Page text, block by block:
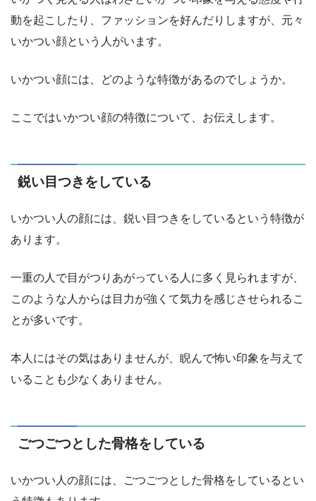
動を起こしたり、ファッションを好んだりしますが、元々
いかつい顔という人がいます。
いかつい顔には、どのような特徴があるのでしょうか。
ここではいかつい顔の特徴について、お伝えします。
鋭い目つきをしている
いかつい人の顔には、鋭い目つきをしているという特徴が
あります。
一重の人で目がつりあがっている人に多く見られますが、
このような人からは目力が強くて気力を感じさせられるこ
とが多いです。
本人にはその気はありませんが、睨んで怖い印象を与えて
いることも少なくありません。
ごつごつとした骨格をしている
いかつい人の顔には、ごつごつとした骨格をしているとい